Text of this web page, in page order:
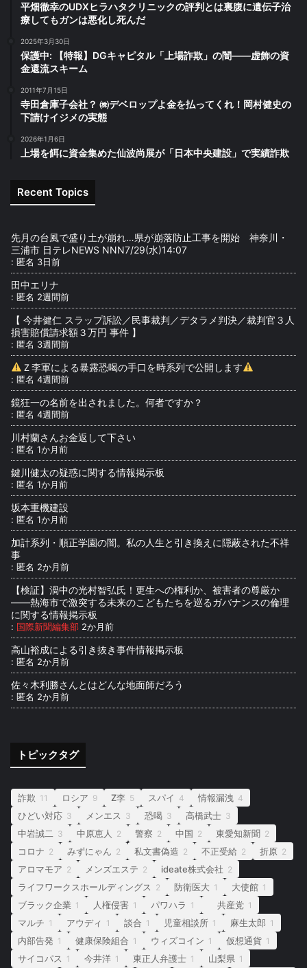
平畑徹幸のUDXヒラハタクリニックの評判とは裏腹に遺伝子治
療してもガンは悪化し死んだ
2025年3月30日
保護中: 【特報】DGキャピタル「上場詐欺」の闇――虚飾の資
金還流スキーム
2011年7月15日
寺田倉庫子会社？ ㈱デベロップよ金を払ってくれ！岡村健史の
下請けイジメの実態
2026年1月6日
上場を餌に資金集めた仙波尚展が「日本中央建設」で実績詐欺
Recent Topics
先月の台風で盛り土が崩れ…県が崩落防止工事を開始 神奈川・
三浦市 日テレNEWS NNN7/29(水)14:07
: 匿名 3日前
田中エリナ
: 匿名 2週間前
【 今井健仁 スラップ訴訟／民事裁判／デタラメ判決／裁判官３人
損害賠償請求額３万円 事件 】
: 匿名 3週間前
Ｚ李軍による暴露恐喝の手口を時系列で公開します
: 匿名 4週間前
鏡狂一の名前を出されました。何者ですか？
: 匿名 4週間前
川村蘭さんお金返して下さい
: 匿名 1か月前
鍵川健太の疑惑に関する情報掲示板
: 匿名 1か月前
坂本重機建設
: 匿名 1か月前
加計系列・順正学園の闇。私の人生と引き換えに隠蔽された不祥
事
: 匿名 2か月前
【検証】渦中の光村智弘氏！更生への権利か、被害者の尊厳か
――熱海市で激突する未来のこどもたちを巡るガバナンスの倫理
に関する情報掲示板
: 国際新聞編集部 2か月前
高山裕成による引き抜き事件情報掲示板
: 匿名 2か月前
佐々木利勝さんとはどんな地面師だろう
: 匿名 2か月前
トピックタグ
詐欺 11 ロシア 9 Z李 5 スパイ 4 情報漏洩 4
ひどい対応 3 メンエス 3 恐喝 3 高橋武士 3
中岩誠二 3 中原恵人 2 警察 2 中国 2 東愛知新聞 2
コロナ 2 みずにゃん 2 私文書偽造 2 不正受給 2 折原 2
アロマモア 2 メンズエステ 2 ideate株式会社 2
ライフワークスホールディングス 2 防衛医大 1 大使館 1
ブラック企業 1 人権侵害 1 パワハラ 1 共産党 1
マルチ 1 アウディ 1 談合 1 児童相談所 1 麻生太郎 1
内部告発 1 健康保険組合 1 ウィズコイン 1 仮想通貨 1
サイコパス 1 今井洋 1 東正人弁護士 1 山梨県 1